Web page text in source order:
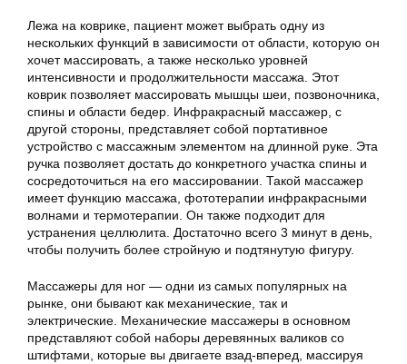
Лежа на коврике, пациент может выбрать одну из
нескольких функций в зависимости от области, которую он
хочет массировать, а также несколько уровней
интенсивности и продолжительности массажа. Этот
коврик позволяет массировать мышцы шеи, позвоночника,
спины и области бедер. Инфракрасный массажер, с
другой стороны, представляет собой портативное
устройство с массажным элементом на длинной руке. Эта
ручка позволяет достать до конкретного участка спины и
сосредоточиться на его массировании. Такой массажер
имеет функцию массажа, фототерапии инфракрасными
волнами и термотерапии. Он также подходит для
устранения целлюлита. Достаточно всего 3 минут в день,
чтобы получить более стройную и подтянутую фигуру.
Массажеры для ног — одни из самых популярных на
рынке, они бывают как механические, так и
электрические. Механические массажеры в основном
представляют собой наборы деревянных валиков со
штифтами, которые вы двигаете взад-вперед, массируя